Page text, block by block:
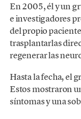
En 2005, él y un
e investigadores
del propio
trasplantarlas
regenerar las
Hasta la fecha, el
Estos mostraron
síntomas y una